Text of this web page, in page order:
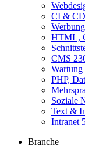
CI & CD
HTML,
CMS
Wartung
PHP,
Soziale
Text &
Intranet
Branche